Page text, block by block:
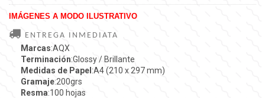
IMÁGENES A MODO ILUSTRATIVO
ENTREGA INMEDIATA
Marcas:AQX
Terminación:Glossy / Brillante
Medidas de Papel :A4 (210 x 297 mm)
Gramaje:200grs
Resma:100 hojas